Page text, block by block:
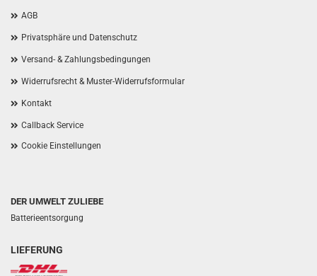
AGB
Privatsphäre und Datenschutz
Versand- & Zahlungsbedingungen
Widerrufsrecht & Muster-Widerrufsformular
Kontakt
Callback Service
Cookie Einstellungen
DER UMWELT ZULIEBE
Batterieentsorgung
LIEFERUNG